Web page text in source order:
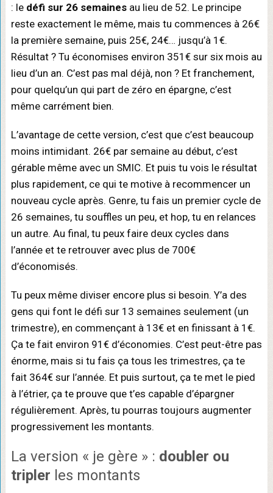
: le défi sur 26 semainesau lieu de 52. Le principe
reste exactement le même, mais tu commences à 26€
la première semaine, puis 25€, 24€… jusqu’à 1€.
Résultat ? Tu économises environ 351€ sur six mois au
lieu d’un an. C’est pas mal déjà, non ? Et franchement,
pour quelqu’un qui part de zéro en épargne, c’est
même carrément bien.
L’avantage de cette version, c’est que c’est beaucoup
moins intimidant. 26€ par semaine au début, c’est
gérable même avec un SMIC. Et puis tu vois le résultat
plus rapidement, ce qui te motive à recommencer un
nouveau cycle après. Genre, tu fais un premier cycle de
26 semaines, tu souffles un peu, et hop, tu en relances
un autre. Au final, tu peux faire deux cycles dans
l’année et te retrouver avec plus de 700€
d’économisés.
Tu peux même diviser encore plus si besoin. Y’a des
gens qui font le défi sur 13 semaines seulement (un
trimestre), en commençant à 13€ et en finissant à 1€.
Ça te fait environ 91€ d’économies. C’est peut-être pas
énorme, mais si tu fais ça tous les trimestres, ça te
fait 364€ sur l’année. Et puis surtout, ça te met le pied
à l’étrier, ça te prouve que t’es capable d’épargner
régulièrement. Après, tu pourras toujours augmenter
progressivement les montants.
La version « je gère » : doubler ou
tripler les montants